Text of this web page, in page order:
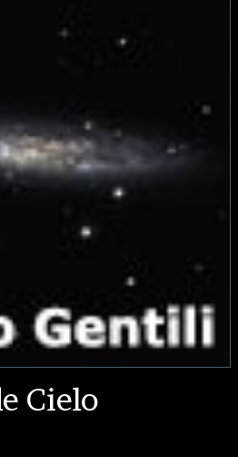
Cielo